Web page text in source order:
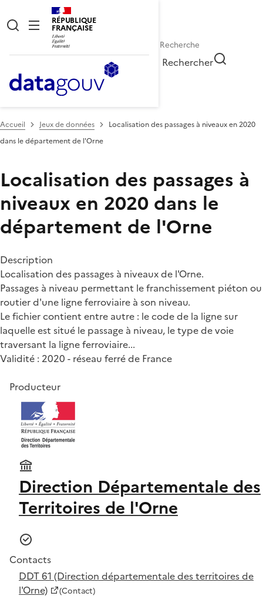
RÉPUBLIQUE
FRANÇAISE
Rechercher
Accueil Jeux de données
Localisation des passages à niveaux en 2020
dans le département de l'Orne
Localisation des passages à
niveaux en 2020 dans le
département de l'Orne
Description
Localisation des passages à niveaux de l'Orne.
Passages à niveau permettant le franchissement piéton ou
routier d'une ligne ferroviaire à son niveau.
Le fichier contient entre autre : le code de la ligne sur
laquelle est situé le passage à niveau, le type de voie
traversant la ligne ferroviaire...
Validité : 2020 - réseau ferré de France
Producteur
Direction Départementale des
Territoires de l'Orne
Contacts
DDT 61 (Direction départementale des territoires de
l'Orne)
(Contact)